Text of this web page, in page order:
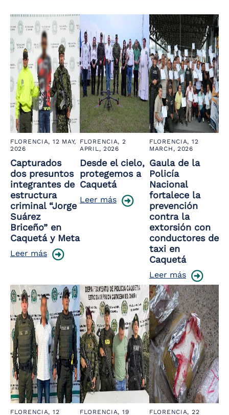
screen
reader
help
navigate
and
interact
content.
FLORENCIA, 12 MAY,
2026
Capturados
dos presuntos
integrantes de
estructura
criminal “Jorge
Suárez
Briceño” en
Caquetá y Meta
Leer más
FLORENCIA, 2
APRIL, 2026
Desde el cielo,
protegemos a
Caquetá
Leer más
FLORENCIA, 12
MARCH, 2026
Gaula de la
Policía
Nacional
fortalece la
prevención
contra la
extorsión con
conductores de
taxi en
Caquetá
Leer más
FLORENCIA, 12
FLORENCIA, 19
FLORENCIA, 22